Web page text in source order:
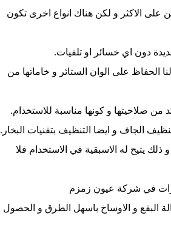
على الاكثر و لكن هناك انواع اخرى تكون
دون اي خسائر او تلفيات.
الحفاظ على الوان الستائر و خاماتها من
صلاحيتها و كونها مناسبة للاستخدام.
الجاف و ايضا التنظيف بتقنيات البخار.
يتيح له الاسبقية في الاستخدام فلا
في شركة عيون زمزم
البقع و الاوساخ باسهل الطرق و الحصول